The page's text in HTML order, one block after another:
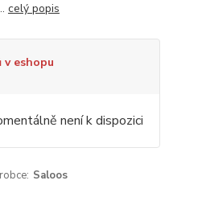
celý popis
v eshopu
není k dispozici
Saloos